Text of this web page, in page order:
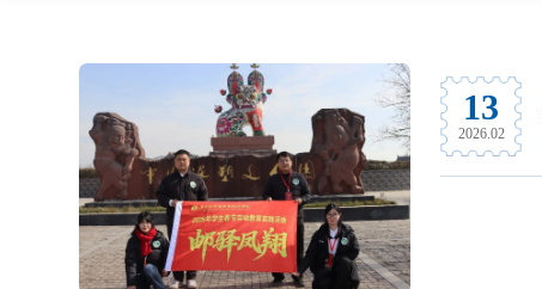
13
2026.02